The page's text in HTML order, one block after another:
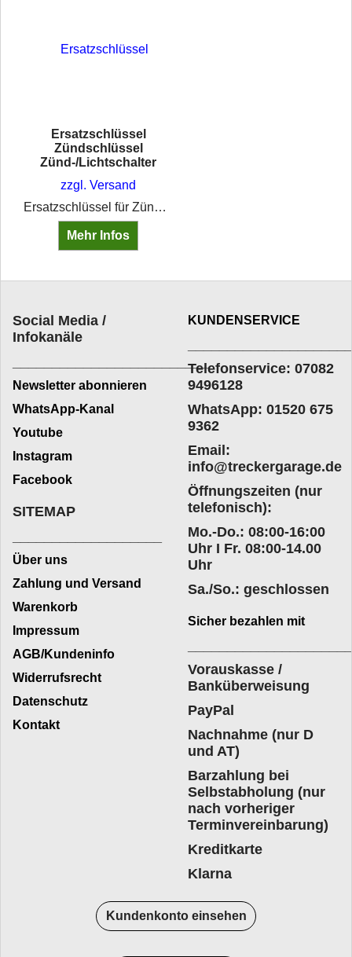
Ersatzschlüssel
Zündschlüssel
Zünd-/Lichtschalter
zzgl. Versand
Ersatzschlüssel für Zündlichtschalter
Mehr Infos
Social Media /
Infokanäle
_________________________
Newsletter abonnieren
WhatsApp-Kanal
Youtube
Instagram
Facebook
KUNDENSERVICE
Telefonservice: 07082
9496128
WhatsApp: 01520 675
9362
Email:
info@treckergarage.de
Öffnungszeiten (nur
telefonisch):
Mo.-Do.: 08:00-16:00
Uhr I Fr. 08:00-14.00
Uhr
Sa./So.: geschlossen
SITEMAP
Über uns
Zahlung und Versand
Warenkorb
Impressum
AGB/Kundeninfo
Widerrufsrecht
Datenschutz
Kontakt
Sicher bezahlen mit
Vorauskasse /
Banküberweisung
PayPal
Nachnahme (nur D
und AT)
Barzahlung bei
Selbstabholung (nur
nach vorheriger
Terminvereinbarung)
Kreditkarte
Klarna
Kundenkonto einsehen